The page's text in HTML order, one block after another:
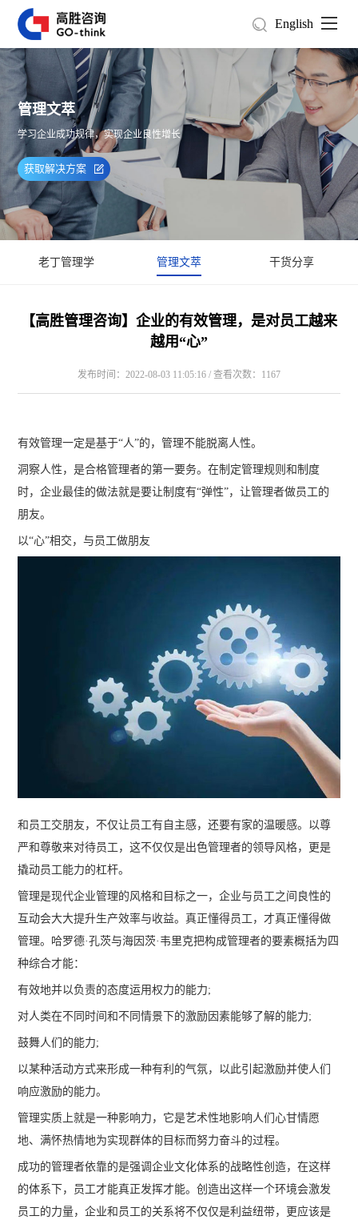
English
管理文萃
学习企业成功规律，实现企业良性增长
获取解决方案
老丁管理学 管理文萃 干货分享
【高胜管理咨询】企业的有效管理，是对员工越来
越用“心”
发布时间：2022-08-03 11:05:16 / 查看次数：1167
有效管理一定是基于“人”的，管理不能脱离人性。
洞察人性，是合格管理者的第一要务。在制定管理规则和制度
时，企业最佳的做法就是要让制度有“弹性”，让管理者做员工的
朋友。
以“心”相交，与员工做朋友
和员工交朋友，不仅让员工有自主感，还要有家的温暖感。以尊
严和尊敬来对待员工，这不仅仅是出色管理者的领导风格，更是
撬动员工能力的杠杆。
管理是现代企业管理的风格和目标之一，企业与员工之间良性的
互动会大大提升生产效率与收益。真正懂得员工，才真正懂得做
管理。哈罗德·孔茨与海因茨·韦里克把构成管理者的要素概括为四
种综合才能：
有效地并以负责的态度运用权力的能力;
对人类在不同时间和不同情景下的激励因素能够了解的能力;
鼓舞人们的能力;
以某种活动方式来形成一种有利的气氛，以此引起激励并使人们
响应激励的能力。
管理实质上就是一种影响力，它是艺术性地影响人们心甘情愿
地、满怀热情地为实现群体的目标而努力奋斗的过程。
成功的管理者依靠的是强调企业文化体系的战略性创造，在这样
的体系下，员工才能真正发挥才能。创造出这样一个环境会激发
员工的力量，企业和员工的关系将不仅仅是利益纽带，更应该是